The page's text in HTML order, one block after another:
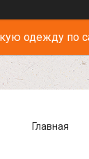
одежду по
Главная